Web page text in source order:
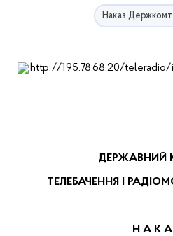
Наказ
ДЕРЖАВНИЙ
ТЕЛЕБАЧЕННЯ І
Н А К